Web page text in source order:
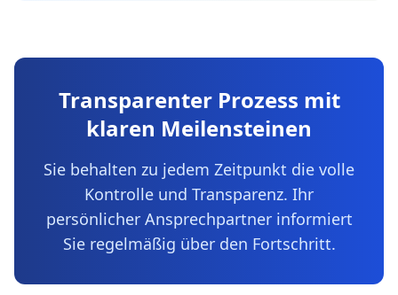
Transparenter Prozess mit
klaren Meilensteinen
Sie behalten zu jedem Zeitpunkt die volle
Kontrolle und Transparenz. Ihr
persönlicher Ansprechpartner informiert
Sie regelmäßig über den Fortschritt.